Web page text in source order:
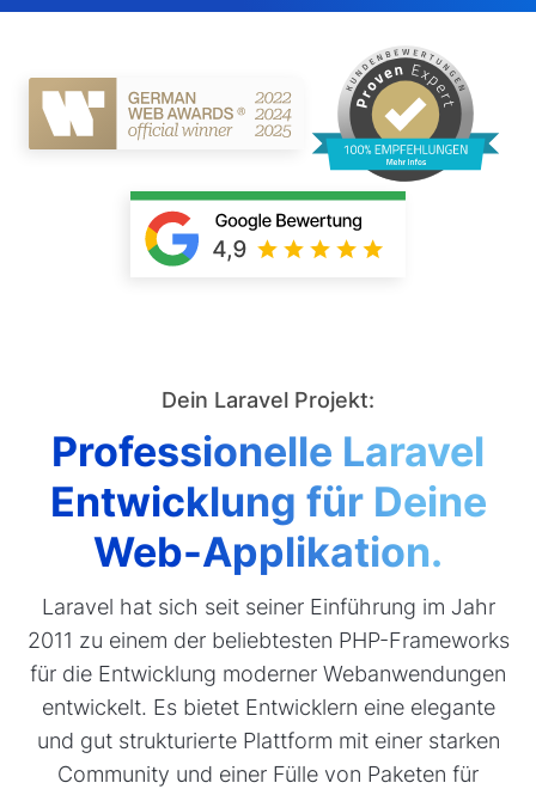
Dein Laravel Projekt:
Professionelle Laravel
Entwicklung für Deine
Web-Applikation.
Laravel hat sich seit seiner Einführung im Jahr
2011 zu einem der beliebtesten PHP-Frameworks
für die Entwicklung moderner Webanwendungen
entwickelt. Es bietet Entwicklern eine elegante
und gut strukturierte Plattform mit einer starken
Community und einer Fülle von Paketen für